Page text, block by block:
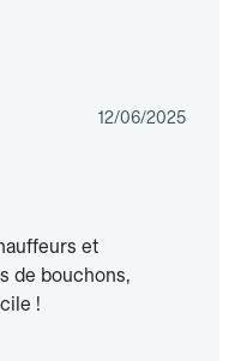
12/06/2025
et
de bouchons,
!